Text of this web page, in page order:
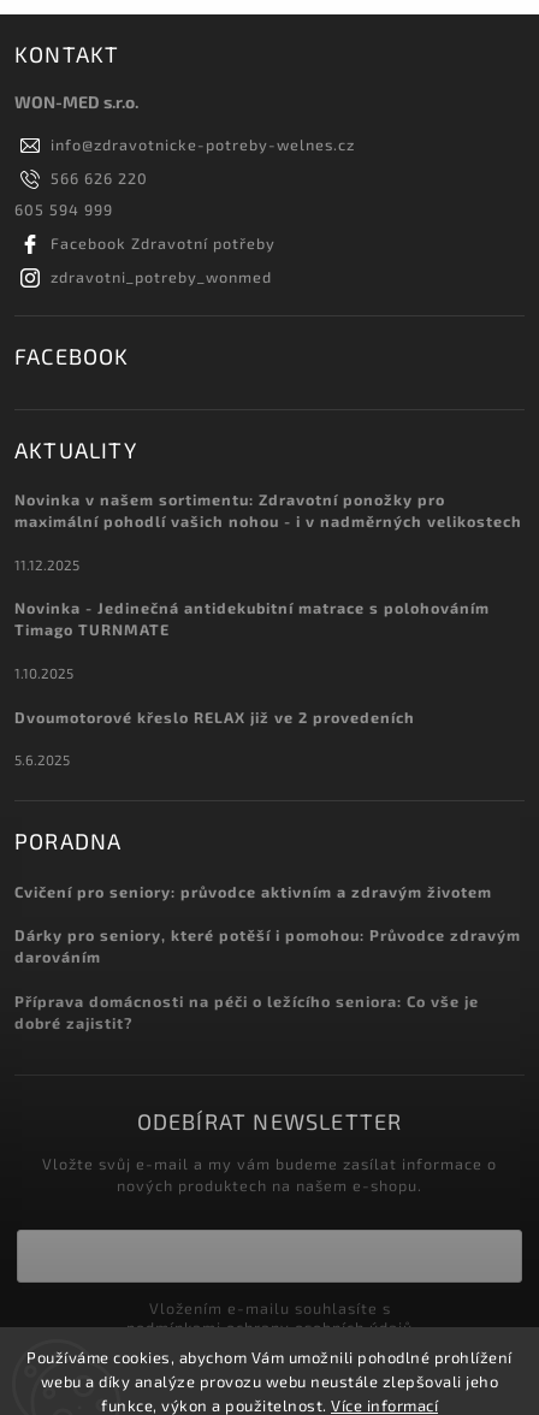
Používáme cookies, abychom Vám umožnili pohodlné prohlížení
webu a díky analýze provozu webu neustále zlepšovali jeho
funkce, výkon a použitelnost. Více informací
KONTAKT
WON-MED s.r.o.
info@zdravotnicke-potreby-welnes.cz
566 626 220
605 594 999
Facebook Zdravotní potřeby
zdravotni_potreby_wonmed
FACEBOOK
AKTUALITY
Novinka v našem sortimentu: Zdravotní ponožky pro
maximální pohodlí vašich nohou - i v nadměrných velikostech
11.12.2025
Novinka - Jedinečná antidekubitní matrace s polohováním
Timago TURNMATE
1.10.2025
Dvoumotorové křeslo RELAX již ve 2 provedeních
5.6.2025
PORADNA
Cvičení pro seniory: průvodce aktivním a zdravým životem
Dárky pro seniory, které potěší i pomohou: Průvodce zdravým
darováním
Příprava domácnosti na péči o ležícího seniora: Co vše je
dobré zajistit?
ODEBÍRAT NEWSLETTER
Vložte svůj e-mail a my vám budeme zasílat informace o
nových produktech na našem e-shopu.
podmínkami ochrany osobních údajů
Přihlásit se